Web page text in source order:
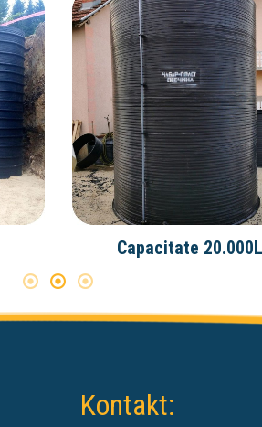
Capacitate 20.000L
Kontakt: